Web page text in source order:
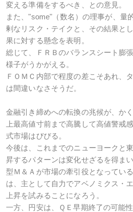
変える準備をするべき、との意見。
また、"some"（数名）の理事が、量
剰なリスク・テイクと、その結果と
果に対する懸念を表明。
総じて、ＦＲＢのバランスシート膨
様子がうかがえる。
ＦＯＭＣ内部で程度の差こそあれ、
は間違いなさそうだ。
金融引き締めへの転換の兆候が、か
上最高値寸前まで高騰して高値警戒
式市場はびびる。
今後は、これまでのニューヨークと
昇するパターンは変化せざるを得ま
型Ｍ＆Ａが市場の牽引役となってい
は、主として自力でアベノミクス・
上昇を試みることになろう。
一方、円安は、ＱＥ早期終了の可能